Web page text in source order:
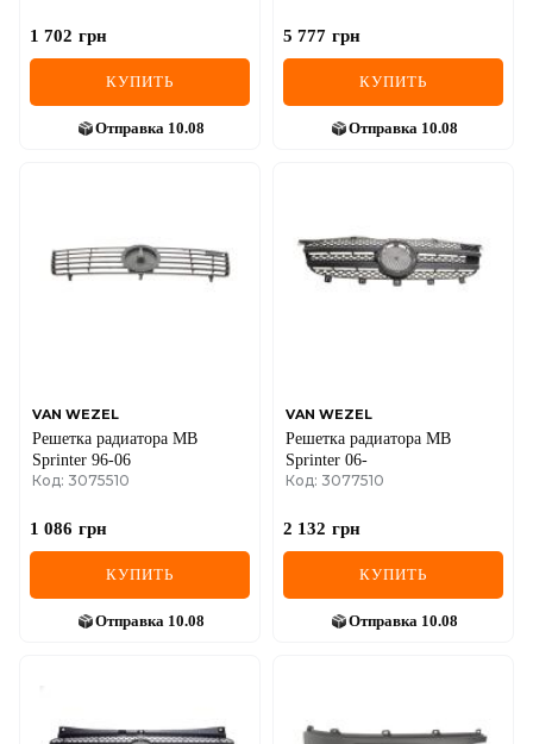
1 702 грн
КУПИТЬ
Отправка 10.08
5 777 грн
КУПИТЬ
Отправка 10.08
VAN WEZEL
Решетка радиатора MB
Sprinter 96-06
Код: 3075510
1 086 грн
КУПИТЬ
Отправка 10.08
VAN WEZEL
Решетка радиатора MB
Sprinter 06-
Код: 3077510
2 132 грн
КУПИТЬ
Отправка 10.08